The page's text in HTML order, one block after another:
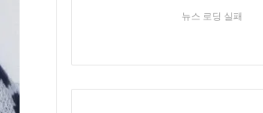
뉴스 로딩 실패